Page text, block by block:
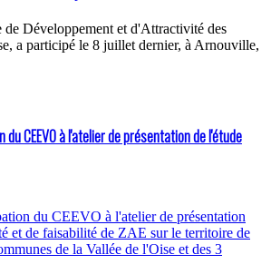
Développement et d'Attractivité des
a participé le 8 juillet dernier, à Arnouville,
CEEVO à l'atelier de présentation de l'étude